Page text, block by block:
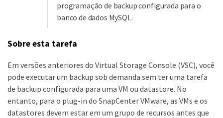
programação de backup configurada para o
banco de dados MySQL.
Sobre esta tarefa
Em versões anteriores do Virtual Storage Console (VSC), você
pode executar um backup sob demanda sem ter uma tarefa
de backup configurada para uma VM ou datastore. No
entanto, para o plug-in do SnapCenter VMware, as VMs e os
datastores devem estar em um grupo de recursos antes que